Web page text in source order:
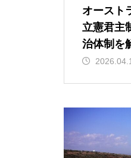
オースト
立憲君主
治体制を